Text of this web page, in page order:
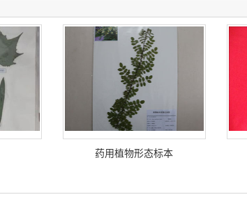
药用植物形态标本